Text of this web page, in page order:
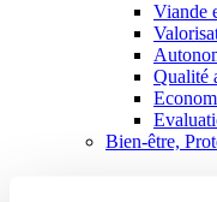
Viande
Qualité
Bien-être,